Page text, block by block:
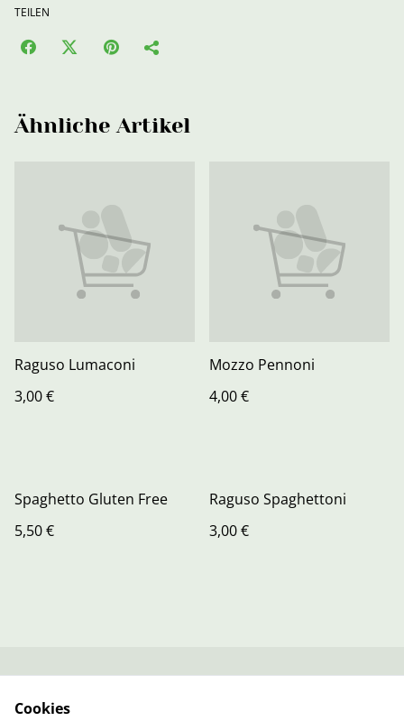
TEILEN
Ähnliche Artikel
Raguso Lumaconi
3,00 €
Mozzo Pennoni
4,00 €
Spaghetto Gluten Free
5,50 €
Raguso Spaghettoni
3,00 €
Cookies